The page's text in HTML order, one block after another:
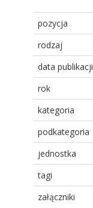
pozycja
rodzaj
data publikacji
rok
kategoria
podkategoria
jednostka
tagi
załączniki